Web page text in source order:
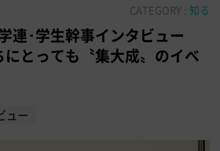
CATEGORY : 知る
連･学生幹事インタビュー
にとっても〝集大成〟のイベ
ュー